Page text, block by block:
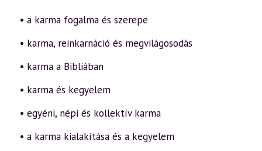
• a karma fogalma és szerepe
• karma, reinkarnáció és megvilágosodás
• karma a Bibliában
• karma és kegyelem
• egyéni, népi és kollektív karma
• a karma kialakítása és a kegyelem